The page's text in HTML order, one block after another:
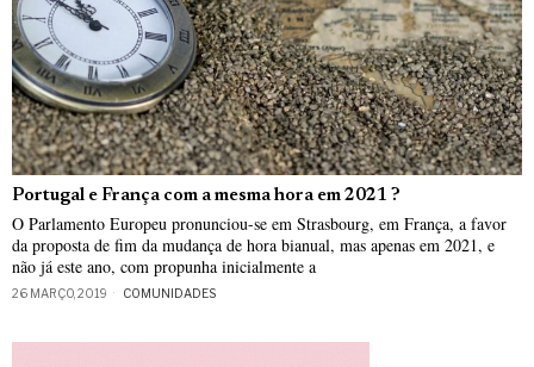
Portugal e França com a mesma hora em 2021 ?
O Parlamento Europeu pronunciou-se em Strasbourg, em França, a favor
da proposta de fim da mudança de hora bianual, mas apenas em 2021, e
não já este ano, com propunha inicialmente a
26 MARÇO, 2019 COMUNIDADES